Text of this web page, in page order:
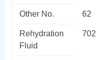
Other No. 62
Rehydration
Fluid
702